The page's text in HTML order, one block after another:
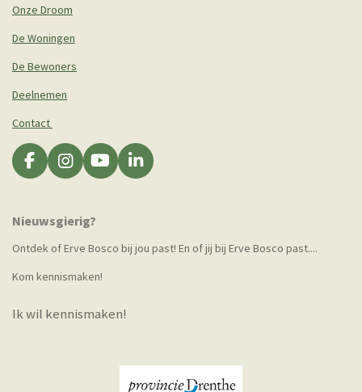
Onze Droom
De Woningen
De Bewoners
Deelnemen
Contact
F
a
e
o
k
I
n
t
g
a
Y
o
b
L
i
d
Nieuwsgierig?
Ontdek of Erve Bosco bij jou past! En of jij bij Erve Bosco past....
Kom kennismaken!
Ik wil kennismaken!